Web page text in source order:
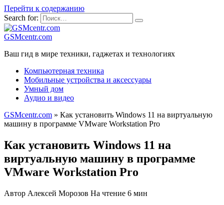
Перейти к содержанию
Search for:
GSMcentr.com
Ваш гид в мире техники, гаджетах и технологиях
Компьютерная техника
Мобильные устройства и аксессуары
Умный дом
Аудио и видео
GSMcentr.com » Как установить Windows 11 на виртуальную
машину в программе VMware Workstation Pro
Как установить Windows 11 на
виртуальную машину в программе
VMware Workstation Pro
Автор Алексей Морозов На чтение 6 мин